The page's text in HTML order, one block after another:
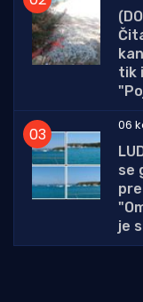
tik
06
se
je